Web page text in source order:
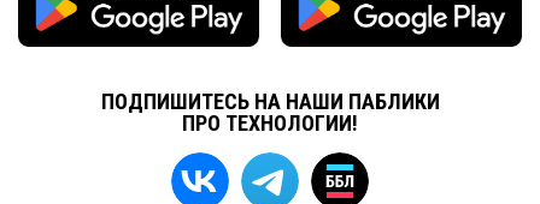
ПОДПИШИТЕСЬ НА НАШИ ПАБЛИКИ
ПРО ТЕХНОЛОГИИ!